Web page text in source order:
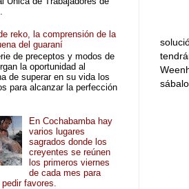
reko, la comprensión de la
del guaraní
de preceptos y modos de
la oportunidad al
de superar en su vida los
para alcanzar la perfección
En Cochabamba hay
varios lugares
sagrados donde los
creyentes se reúnen
los primeros viernes
de cada mes para
pedir favores.